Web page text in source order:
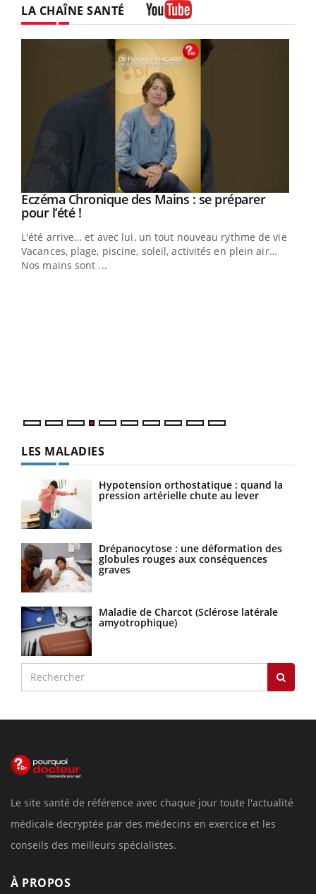
LA CHAÎNE SANTÉ
Youtube
Eczéma Chronique des Mains : se préparer
pour l’été !Youtube
L'été arrive… et avec lui, un tout nouveau rythme de vie !
Vacances, plage, piscine, soleil, activités en plein air…
Nos mains sont ...
LES MALADIES
Hypotension orthostatique : quand la
pression artérielle chute au lever
Drépanocytose : une déformation des
globules rouges aux conséquences
graves
Maladie de Charcot (Sclérose latérale
amyotrophique)
Le site santé de référence avec chaque jour toute l'actualité
médicale decryptée par des médecins en exercice et les
conseils des meilleurs spécialistes.
À PROPOS